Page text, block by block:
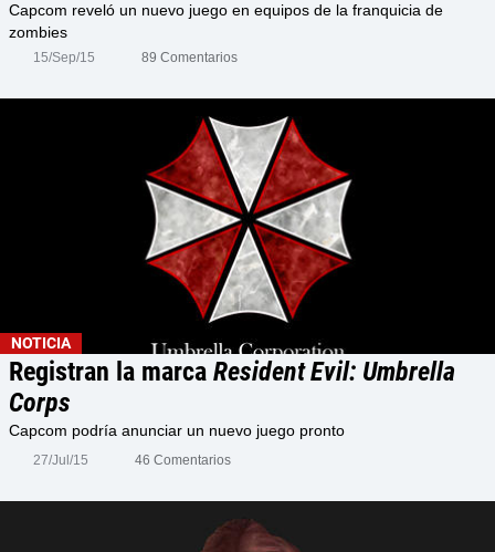
Capcom reveló un nuevo juego en equipos de la franquicia de
zombies
15/Sep/15 89 Comentarios
NOTICIA
Registran la marca Resident Evil: Umbrella
Corps
Capcom podría anunciar un nuevo juego pronto
27/Jul/15 46 Comentarios